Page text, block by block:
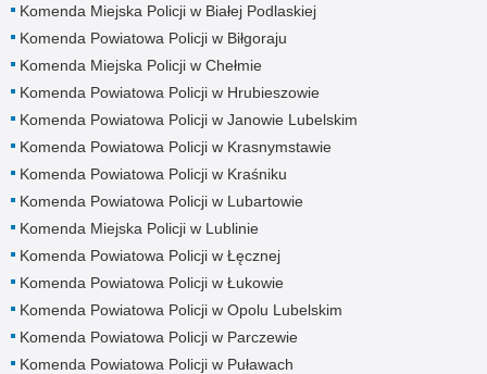
Komenda Miejska Policji w Białej Podlaskiej
Komenda Powiatowa Policji w Biłgoraju
Komenda Miejska Policji w Chełmie
Komenda Powiatowa Policji w Hrubieszowie
Komenda Powiatowa Policji w Janowie Lubelskim
Komenda Powiatowa Policji w Krasnymstawie
Komenda Powiatowa Policji w Kraśniku
Komenda Powiatowa Policji w Lubartowie
Komenda Miejska Policji w Lublinie
Komenda Powiatowa Policji w Łęcznej
Komenda Powiatowa Policji w Łukowie
Komenda Powiatowa Policji w Opolu Lubelskim
Komenda Powiatowa Policji w Parczewie
Komenda Powiatowa Policji w Puławach